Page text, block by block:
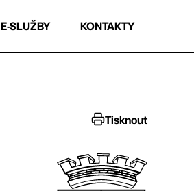
E-SLUŽBY KONTAKTY
Tisknout